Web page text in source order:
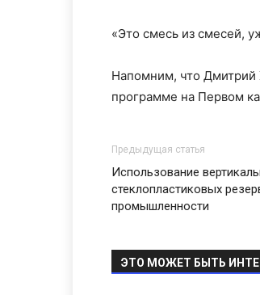
«Это смесь из смесей,
Напомним, что Дмитрий
программе на Первом
Предыдущая статья
Использование
стеклопластиковых
промышленности
ЭТО МОЖЕТ БЫТЬ